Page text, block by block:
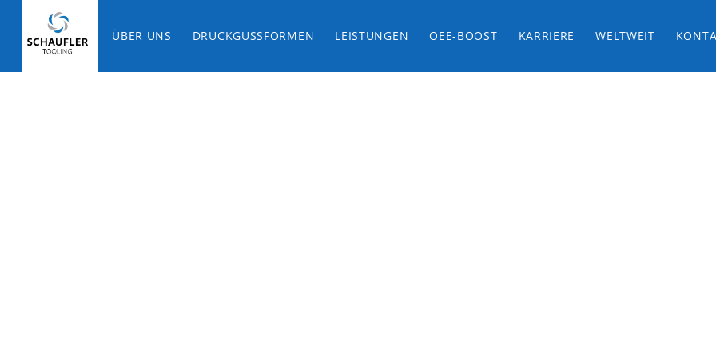
ÜBER UNS DRUCKGUSSFORMEN LEISTUNGEN OEE-BOOST KARRIERE WELTWEIT